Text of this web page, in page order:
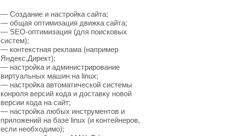
— Создание и настройка сайта;
— общая оптимизация движка сайта;
— SEO-оптимизация (для поисковых
систем);
— контекстная реклама (например
Яндекс.Директ);
— настройка и администрирование
виртуальных машин на linux;
— настройка автоматической системы
конроля версий кода и доставку новой
версии кода на сайт;
— настройка любых инструментов и
приложений на базе linux (и контейнеров,
если необходимо);